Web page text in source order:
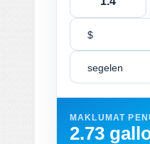
$
segelen
MAKLUMAT
2.73